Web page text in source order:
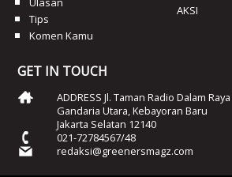
Tips
Komen Kamu
AKSI
GET IN TOUCH
ADDRESS Jl. Taman Radio Dalam
Gandaria Utara, Kebayoran Baru
Jakarta Selatan 12140
021-72784567/48
redaksi@greenersmagz.com